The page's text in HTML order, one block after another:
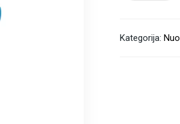
Kategorija: